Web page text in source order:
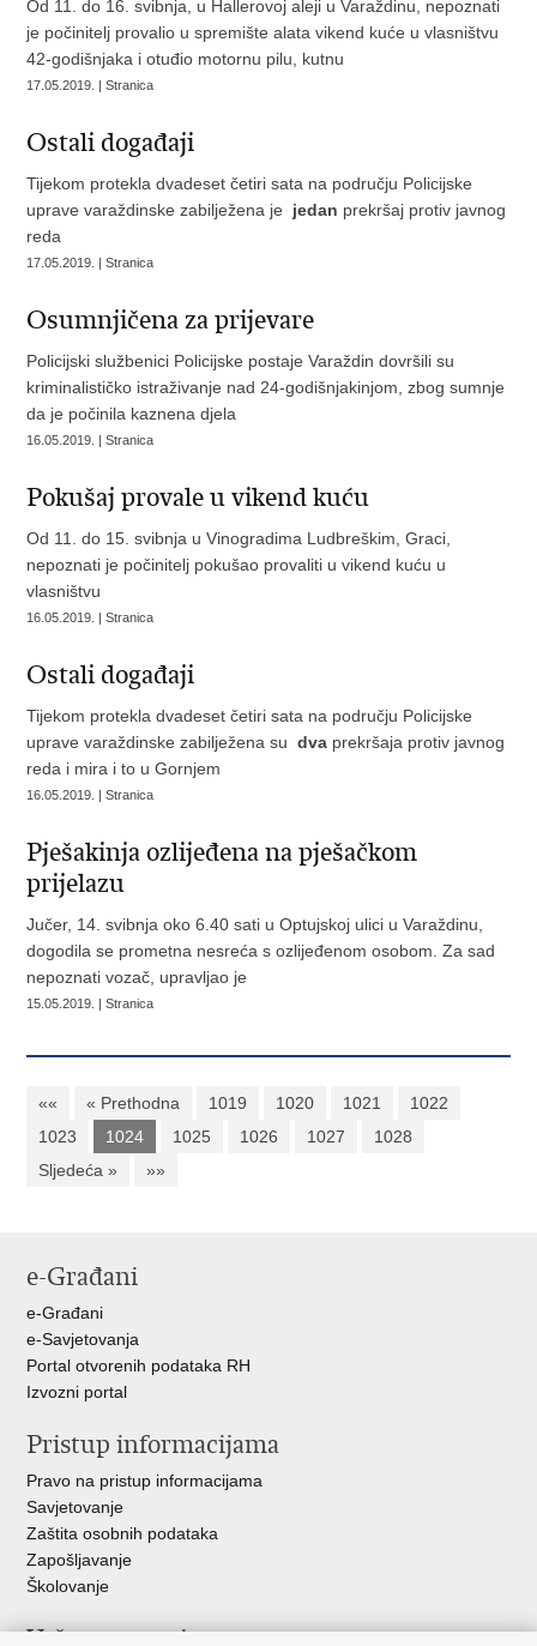
Od 11. do 16. svibnja, u Hallerovoj aleji u Varaždinu, nepoznati
je počinitelj provalio u spremište alata vikend kuće u vlasništvu
42-godišnjaka i otuđio motornu pilu, kutnu
17.05.2019. | Stranica
Ostali događaji
Tijekom protekla dvadeset četiri sata na području Policijske
uprave varaždinske zabilježena je jedan prekršaj protiv javnog
reda
17.05.2019. | Stranica
Osumnjičena za prijevare
Policijski službenici Policijske postaje Varaždin dovršili su
kriminalističko istraživanje nad 24-godišnjakinjom, zbog sumnje
da je počinila kaznena djela
16.05.2019. | Stranica
Pokušaj provale u vikend kuću
Od 11. do 15. svibnja u Vinogradima Ludbreškim, Graci,
nepoznati je počinitelj pokušao provaliti u vikend kuću u
vlasništvu
16.05.2019. | Stranica
Ostali događaji
Tijekom protekla dvadeset četiri sata na području Policijske
uprave varaždinske zabilježena sudva prekršaja protiv javnog
reda i mira i to u Gornjem
16.05.2019. | Stranica
Pješakinja ozlijeđena na pješačkom
prijelazu
Jučer, 14. svibnja oko 6.40 sati u Optujskoj ulici u Varaždinu,
dogodila se prometna nesreća s ozlijeđenom osobom. Za sad
nepoznati vozač, upravljao je
15.05.2019. | Stranica
«« « Prethodna 1019 1020 1021
1022
1023
1024 1025 1026 1027
1028
Sljedeća »
»»
e-Građani
e-Građani
e-Savjetovanja
Portal otvorenih podataka RH
Izvozni portal
Pristup informacijama
Pravo na pristup informacijama
Savjetovanje
Zaštita osobnih podataka
Zapošljavanje
Školovanje
Važne poveznice